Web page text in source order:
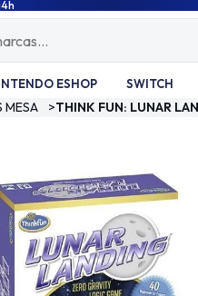
ESHOP SWITCH
MESA >THINK FUN: LUNAR